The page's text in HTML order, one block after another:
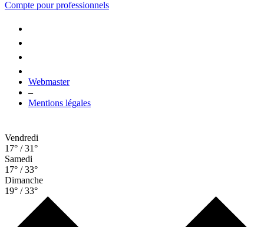
Compte pour professionnels
Webmaster
–
Mentions légales
Vendredi
17° / 31°
Samedi
17° / 33°
Dimanche
19° / 33°